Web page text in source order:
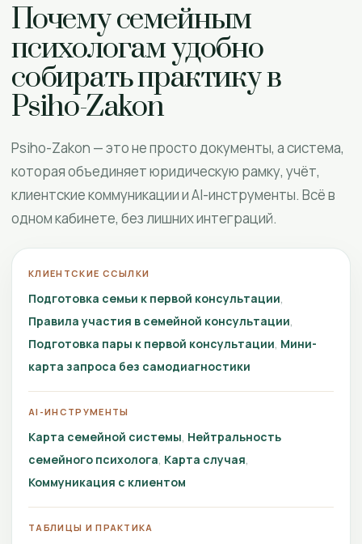
Почему семейным
психологам удобно
собирать практику в
Psiho-Zakon
Psiho-Zakon — это не просто документы, а система,
которая объединяет юридическую рамку, учёт,
клиентские коммуникации и AI-инструменты. Всё в
одном кабинете, без лишних интеграций.
КЛИЕНТСКИЕ ССЫЛКИ
Подготовка семьи к первой консультации
Правила участия в семейной консультации
Подготовка пары к первой консультации Мини-
карта запроса без самодиагностики
AI-ИНСТРУМЕНТЫ
Карта семейной системы Нейтральность
семейного психолога Карта случая
Коммуникация с клиентом
ТАБЛИЦЫ И ПРАКТИКА